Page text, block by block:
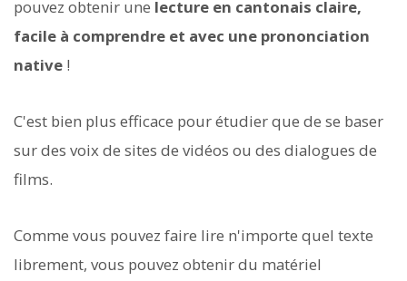
pouvez obtenir une lecture en cantonais claire,
facile à comprendre et avec une prononciation
native !
C'est bien plus efficace pour étudier que de se baser
sur des voix de sites de vidéos ou des dialogues de
films.
Comme vous pouvez faire lire n'importe quel texte
librement, vous pouvez obtenir du matériel